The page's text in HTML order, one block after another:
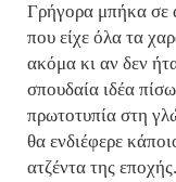
Γρήγορα μπήκα σε
που είχε όλα τα
ακόμα κι αν δεν
σπουδαία ιδέα
πρωτοτυπία στη
θα ενδιέφερε
ατζέντα της